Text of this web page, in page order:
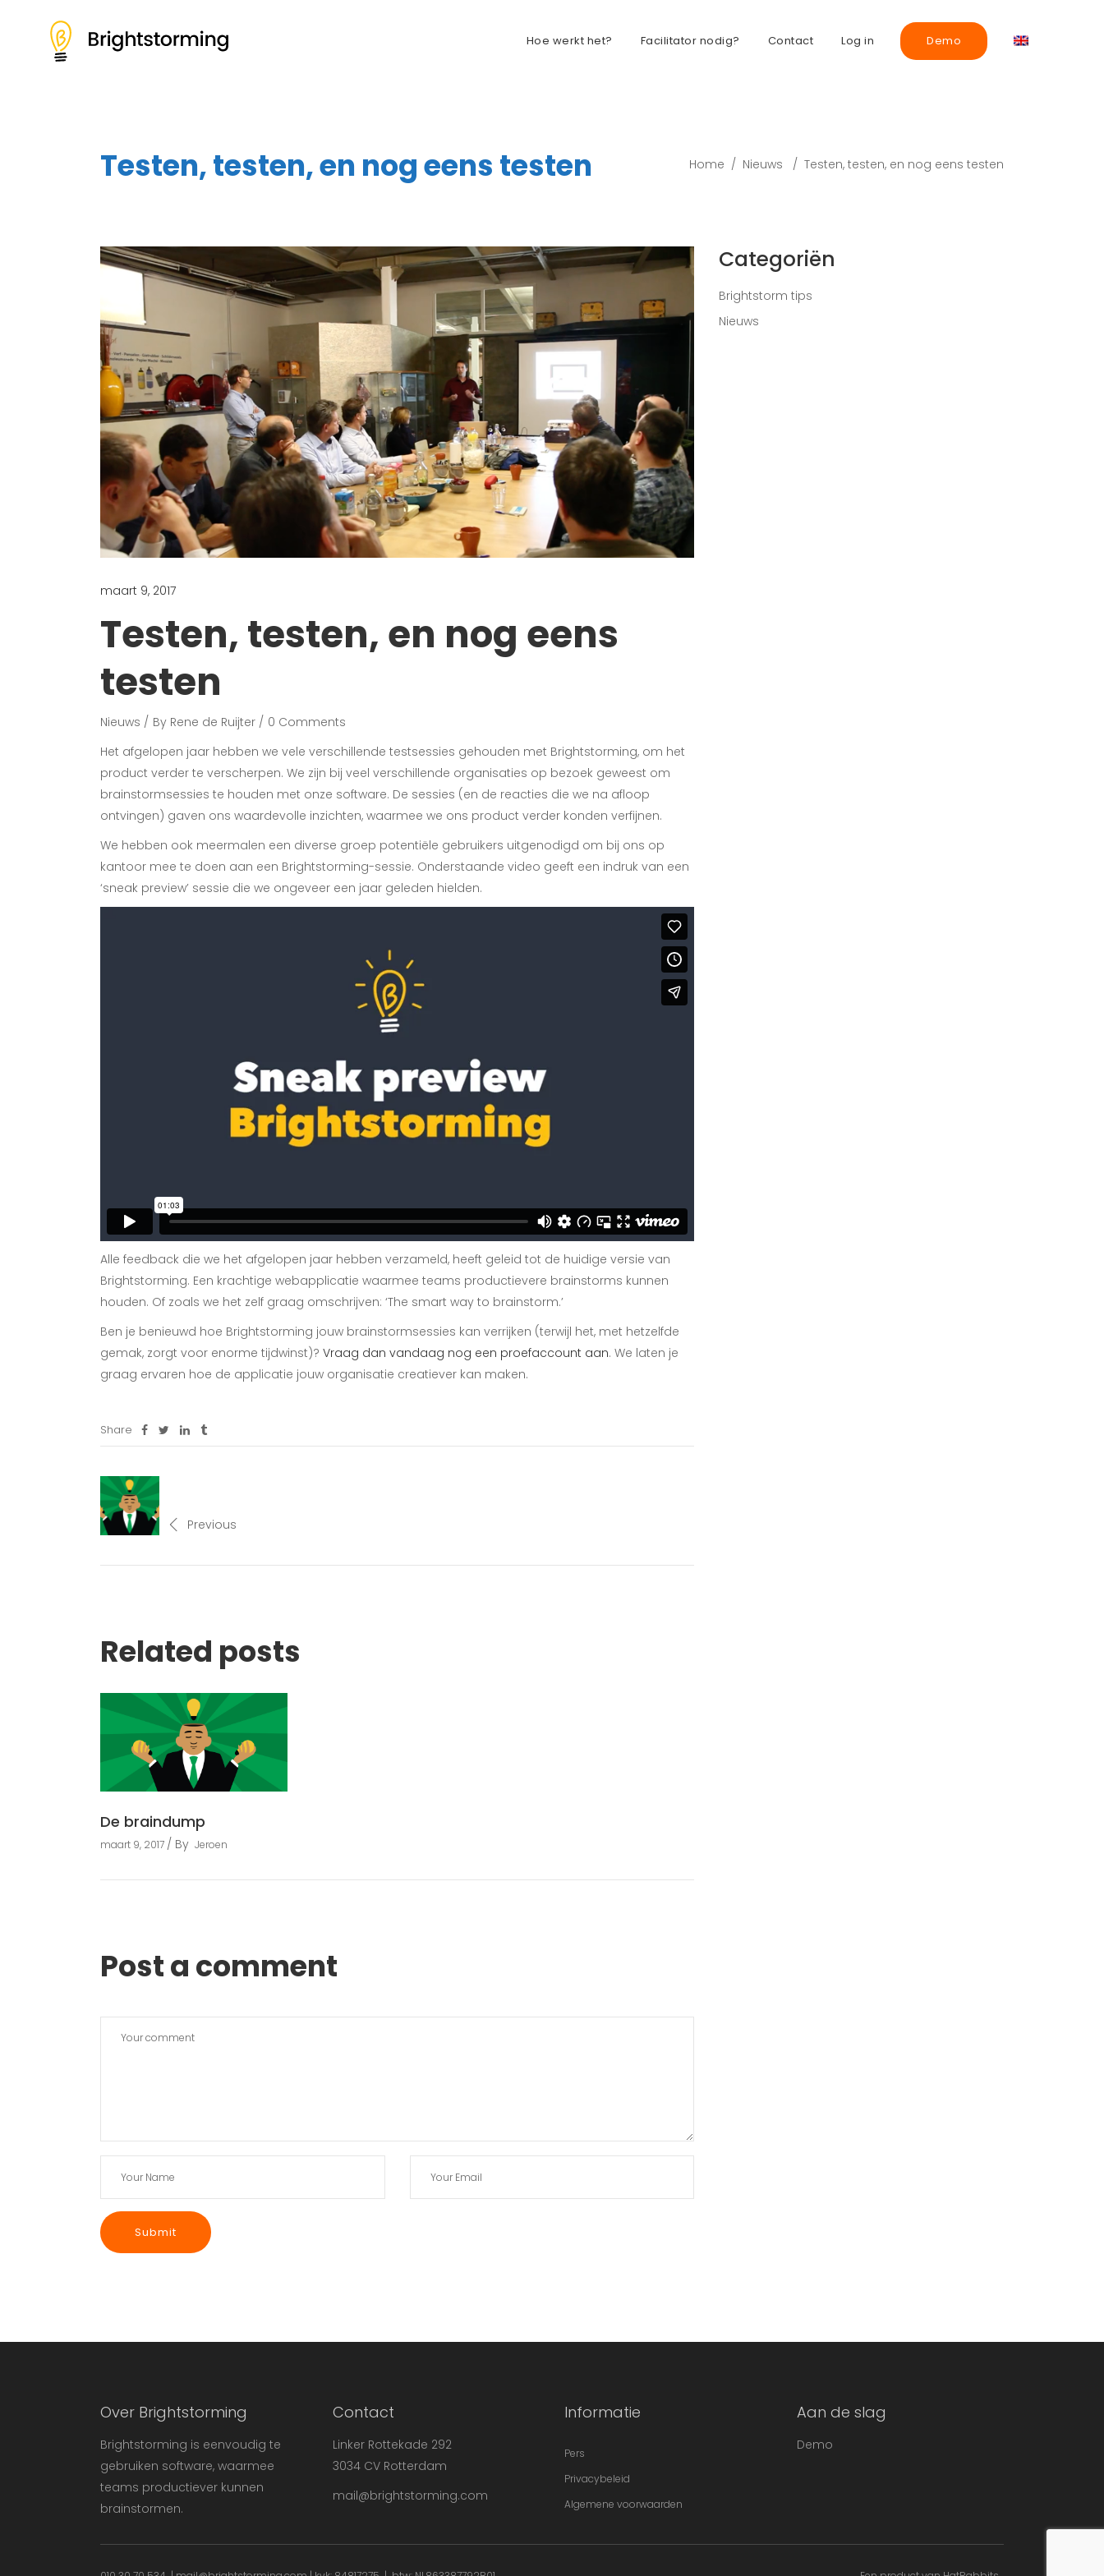
Hoe werkt het? Facilitator nodig? Contact Log in Demo
Testen, testen, en nog eens testen Home / Nieuws / Testen, testen, en nog eens testen
maart 9, 2017
Testen, testen, en nog eens
testen
Nieuws By Rene de Ruijter
0 Comments
Het afgelopen jaar hebben we vele verschillende testsessies gehouden met Brightstorming, om het
product verder te verscherpen. We zijn bij veel verschillende organisaties op bezoek geweest om
brainstormsessies te houden met onze software. De sessies (en de reacties die we na afloop
ontvingen) gaven ons waardevolle inzichten, waarmee we ons product verder konden verfijnen.
We hebben ook meermalen een diverse groep potentiële gebruikers uitgenodigd om bij ons op
kantoor mee te doen aan een Brightstorming-sessie. Onderstaande video geeft een indruk van een
‘sneak preview’ sessie die we ongeveer een jaar geleden hielden.
Alle feedback die we het afgelopen jaar hebben verzameld, heeft geleid tot de huidige versie van
Brightstorming. Een krachtige webapplicatie waarmee teams productievere brainstorms kunnen
houden. Of zoals we het zelf graag omschrijven: ‘The smart way to brainstorm.’
Ben je benieuwd hoe Brightstorming jouw brainstormsessies kan verrijken (terwijl het, met hetzelfde
gemak, zorgt voor enorme tijdwinst)? Vraag dan vandaag nog een proefaccount aan. We laten je
graag ervaren hoe de applicatie jouw organisatie creatiever kan maken.
Share
Previous
Related posts
De braindump
maart 9, 2017 By Jeroen
Post a comment
Categoriën
Brightstorm tips
Nieuws
Over Brightstorming
Brightstorming is eenvoudig te
gebruiken software, waarmee
teams productiever kunnen
brainstormen.
Contact
Linker Rottekade 292
3034 CV Rotterdam
mail@brightstorming.com
Informatie
Pers
Privacybeleid
Algemene voorwaarden
Aan de slag
Demo